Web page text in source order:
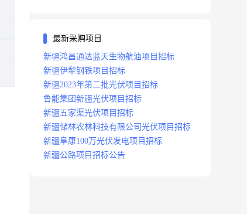
最新采购项目
新疆鸿昌通达蓝天生物航油项目招标
新疆伊犁钢铁项目招标
新疆2023年第二批光伏项目招标
鲁能集团新疆光伏项目招标
新疆五家渠光伏项目招标
新疆储林农林科技有限公司光伏项目招标
新疆阜康100万光伏发电项目招标
新疆公路项目招标公告